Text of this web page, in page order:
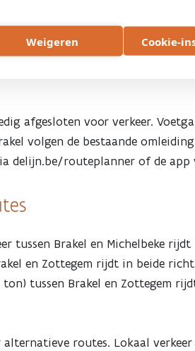
Weigeren Cookie-
met o.a. nieuwe fietspaden, een
afgesloten voor verkeer.
volgen de bestaande
delijn.be/routeplanner of de app
tussen Brakel en Michelbeke
en Zottegem rijdt in beide
ton) tussen Brakel en Zottegem
routes. Lokaal